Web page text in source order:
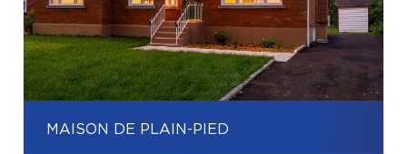
MAISON DE PLAIN-PIED